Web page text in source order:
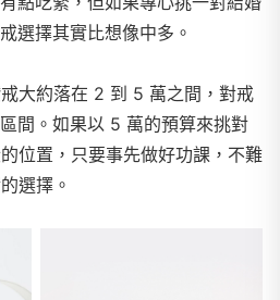
選擇其實比想像中多。
大約落在 2 到 5 萬之間，對戒
間。如果以 5 萬的預算來挑對
位置，只要事先做好功課，不難
選擇。